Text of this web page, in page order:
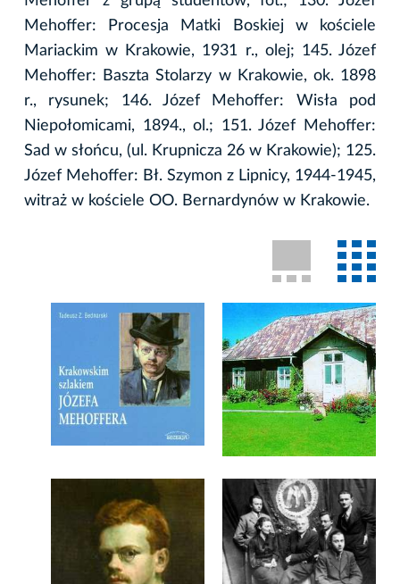
Mehoffer: Procesja Matki Boskiej w kościele
Mariackim w Krakowie, 1931 r., olej; 145. Józef
Mehoffer: Baszta Stolarzy w Krakowie, ok. 1898
r., rysunek; 146. Józef Mehoffer: Wisła pod
Niepołomicami, 1894., ol.; 151. Józef Mehoffer:
Sad w słońcu, (ul. Krupnicza 26 w Krakowie); 125.
Józef Mehoffer: Bł. Szymon z Lipnicy, 1944-1945,
witraż w kościele OO. Bernardynów w Krakowie.